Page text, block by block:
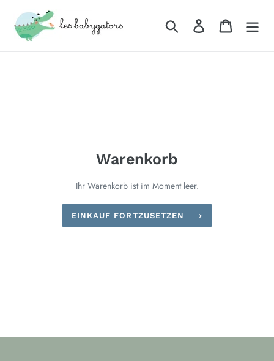
Inhalt
Suchen Einloggen
Warenkorb
Ihr Warenkorb ist im Moment leer.
EINKAUF FORTZUSETZEN